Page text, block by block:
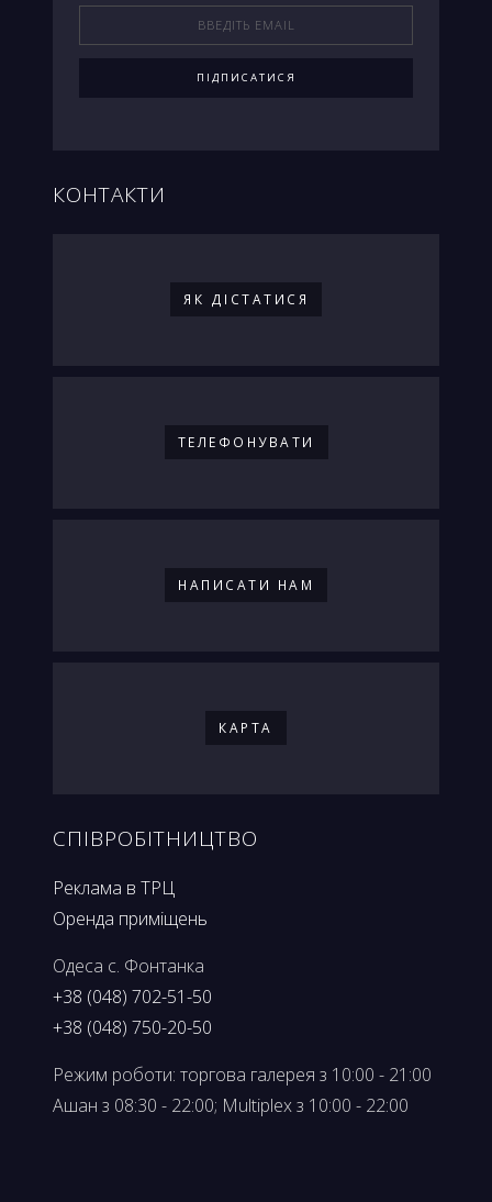
КОНТАКТИ
ЯК ДIСТАТИСЯ
ТЕЛЕФОНУВАТИ
НАПИСАТИ НАМ
КАРТА
СПІВРОБІТНИЦТВО
Реклама в ТРЦ
Оренда приміщень
Одеса с. Фонтанка
+38 (048) 702-51-50
+38 (048) 750-20-50
Режим роботи: торгова галерея з 10:00 - 21:00
Ашан з 08:30 - 22:00; Multiplex з 10:00 - 22:00